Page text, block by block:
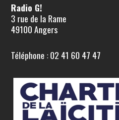
Radio G!
3 rue de la Rame
49100 Angers
Téléphone : 02 41 60 47 47